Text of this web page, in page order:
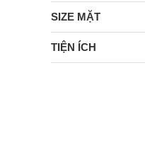
SIZE MẶT
TIỆN ÍCH